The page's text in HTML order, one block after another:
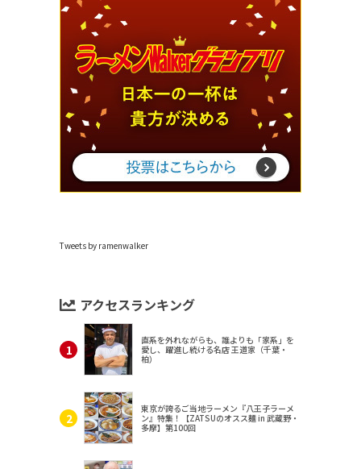
Tweets by ramenwalker
アクセスランキング
直系を外れながらも、誰よりも「家系」を
愛し、躍進し続ける名店 王道家（千葉・
柏）
東京が誇るご当地ラーメン『八王子ラーメ
ン』特集！【ZATSUのオスス麺 in 武蔵野・
多摩】第100回